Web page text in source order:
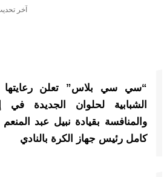
آخر تحديث: 2025/09/19
“سي سي بلاس” تعلن رعايتها
الشبابية لحلوان الجديدة
والمنافسة بقيادة نبيل عبد
كامل رئيس جهاز الكرة بالنادي